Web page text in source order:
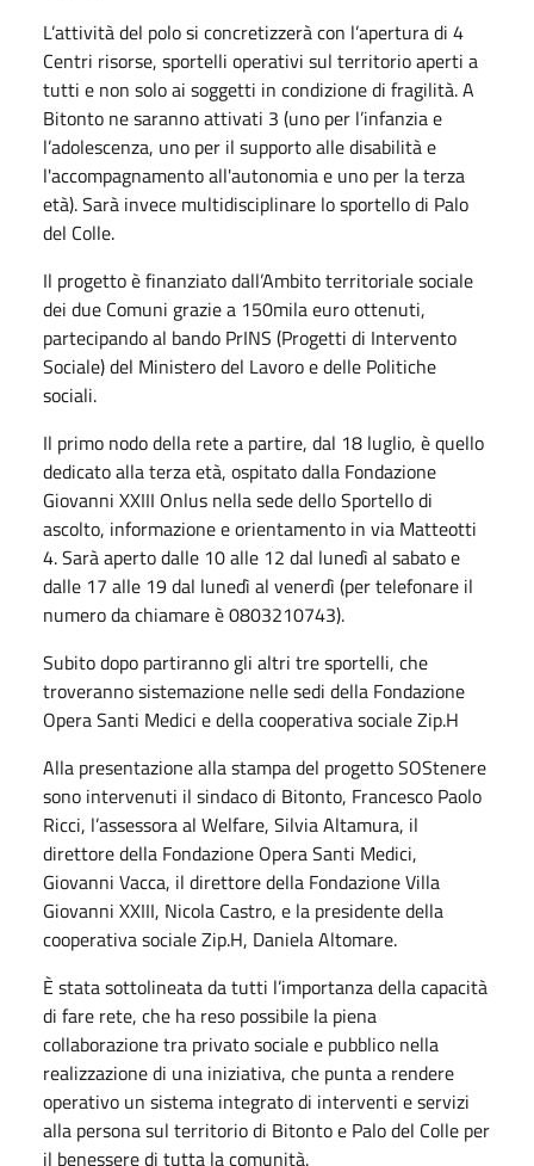
L’attività del polo si concretizzerà con l’apertura di 4
Centri risorse, sportelli operativi sul territorio aperti a
tutti e non solo ai soggetti in condizione di fragilità. A
Bitonto ne saranno attivati 3 (uno per l’infanzia e
l’adolescenza, uno per il supporto alle disabilità e
l'accompagnamento all'autonomia e uno per la terza
età). Sarà invece multidisciplinare lo sportello di Palo
del Colle.
Il progetto è finanziato dall’Ambito territoriale sociale
dei due Comuni grazie a 150mila euro ottenuti,
partecipando al bando PrINS (Progetti di Intervento
Sociale) del Ministero del Lavoro e delle Politiche
sociali.
Il primo nodo della rete a partire, dal 18 luglio, è quello
dedicato alla terza età, ospitato dalla Fondazione
Giovanni XXIII Onlus nella sede dello Sportello di
ascolto, informazione e orientamento in via Matteotti
4. Sarà aperto dalle 10 alle 12 dal lunedì al sabato e
dalle 17 alle 19 dal lunedì al venerdì (per telefonare il
numero da chiamare è 0803210743).
Subito dopo partiranno gli altri tre sportelli, che
troveranno sistemazione nelle sedi della Fondazione
Opera Santi Medici e della cooperativa sociale Zip.H
Alla presentazione alla stampa del progetto SOStenere
sono intervenuti il sindaco di Bitonto, Francesco Paolo
Ricci, l’assessora al Welfare, Silvia Altamura, il
direttore della Fondazione Opera Santi Medici,
Giovanni Vacca, il direttore della Fondazione Villa
Giovanni XXIII, Nicola Castro, e la presidente della
cooperativa sociale Zip.H, Daniela Altomare.
È stata sottolineata da tutti l’importanza della capacità
di fare rete, che ha reso possibile la piena
collaborazione tra privato sociale e pubblico nella
realizzazione di una iniziativa, che punta a rendere
operativo un sistema integrato di interventi e servizi
alla persona sul territorio di Bitonto e Palo del Colle per
il benessere di tutta la comunità.